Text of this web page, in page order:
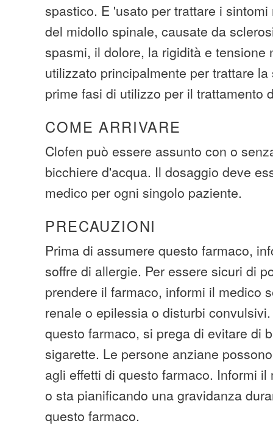
spastico. E 'usato per trattare i
del midollo spinale, causate da
spasmi, il dolore, la rigidità e tensione
utilizzato principalmente per trattare
prime fasi di utilizzo per il trattamento
COME ARRIVARE
Clofen può essere assunto con o
bicchiere d'acqua. Il dosaggio deve
medico per ogni singolo paziente.
PRECAUZIONI
Prima di assumere questo farmaco,
soffre di allergie. Per essere sicuri di
prendere il farmaco, informi il medico
renale o epilessia o disturbi
questo farmaco, si prega di evitare di
sigarette. Le persone anziane
agli effetti di questo farmaco. Informi
o sta pianificando una gravidanza
questo farmaco.